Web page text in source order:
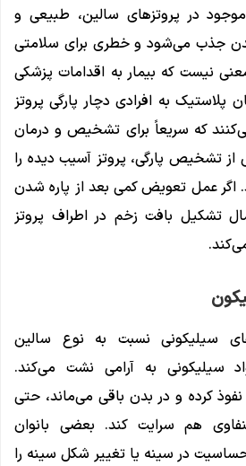
در پروتزهای سالین، طبیعی و
جذب می‌شود و خطری برای سلامتی
نیست که بیمار به اقدامات پزشکی
پلاستیک به افرادی دچار پارگی پروتز
که سریعاً برای تشخیص و درمان
تشخیص پارگی، پروتز آسیب‌ دیده را
اگر عمل تعویض کمی بعد از پاره شدن
تشکیل بافت زخم در اطراف پروتز
سیلیکونی نسبت به نوع سالین
سیلیکونی به آرامی نشت می‌کند.
کرده و در بدن باقی می‌ماند، حتی
هم سرایت کند. بعضی بانوان
در سینه یا تغییر شکل سینه را